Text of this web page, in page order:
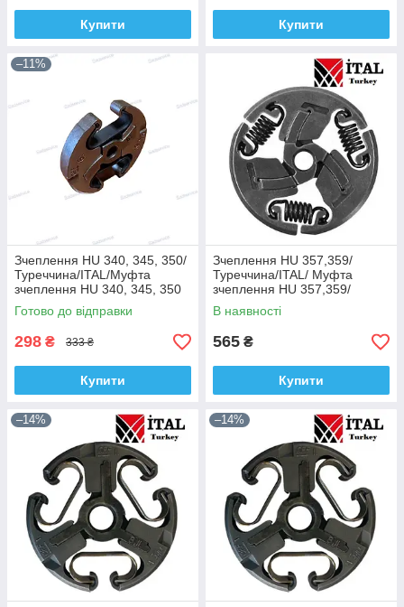
Купити Купити
–11%
Зчеплення HU 340, 345, 350/
Туреччина/ITAL/Муфта
зчеплення HU 340, 345, 350
Готово до відправки
298 ₴ 333 ₴
Купити
Зчеплення HU 357,359/
Туреччина/ITAL/ Муфта
зчеплення HU 357,359/
Муфта зчеплення HU
357,359
В наявності
565 ₴
Купити
–14% –14%